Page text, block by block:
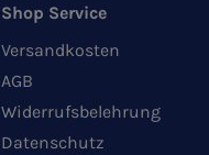
Shop Service
Versandkosten
AGB
Widerrufsbelehrung
Datenschutz